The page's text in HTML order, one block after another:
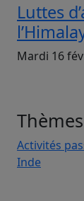
Luttes
Mardi 16
Activités
Inde